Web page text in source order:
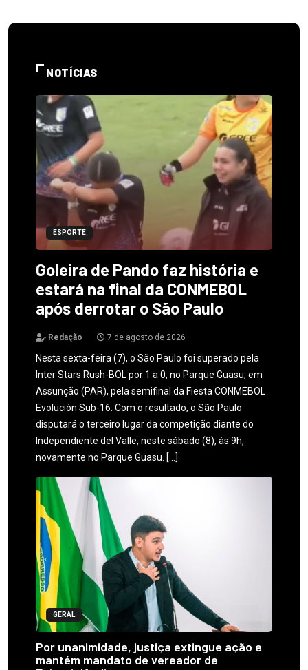
NOTÍCIAS
ESPORTE
Goleira de Pando faz história e
estará na final da CONMEBOL
após derrotar o São Paulo
Redação 7 de agosto de 2026
Nesta sexta-feira (7), o São Paulo foi superado pela
Inter Stars Rush-BOL por 1 a 0, no Parque Guasu, em
Assunção (PAR), pela semifinal da Fiesta CONMEBOL
Evolución Sub-16. Com o resultado, o São Paulo
disputará o terceiro lugar da competição diante do
Independiente del Valle, neste sábado (8), às 9h,
novamente no Parque Guasu. […]
GERAL
Por unanimidade, justiça extingue ação e
mantém mandato de vereador de